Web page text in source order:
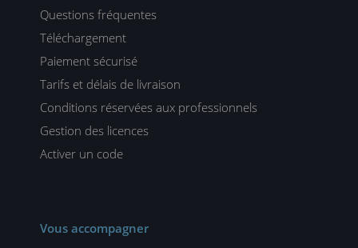
Questions fréquentes
Téléchargement
Paiement sécurisé
Tarifs et délais de livraison
Conditions réservées aux professionnels
Gestion des licences
Activer un code
Vous accompagner